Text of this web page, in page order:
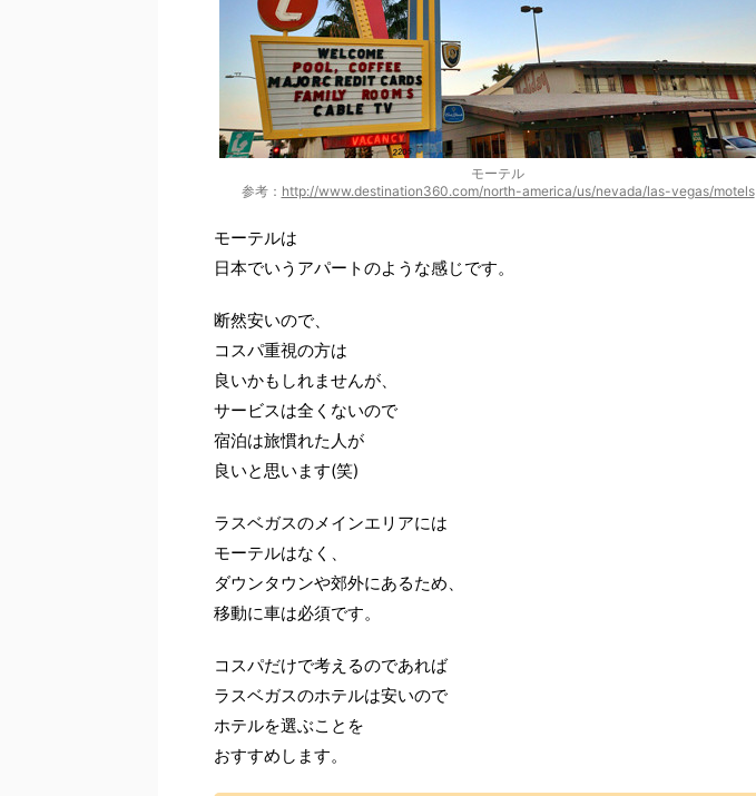
モーテル
参考： http://www.destination360.com/north-america/us/nevada/las-vegas/motels
モーテルは
日本でいうアパートのような感じです。
断然安いので、
コスパ重視の方は
良いかもしれませんが、
サービスは全くないので
宿泊は旅慣れた人が
良いと思います(笑)
ラスベガスのメインエリアには
モーテルはなく、
ダウンタウンや郊外にあるため、
移動に車は必須です。
コスパだけで考えるのであれば
ラスベガスのホテルは安いので
ホテルを選ぶことを
おすすめします。